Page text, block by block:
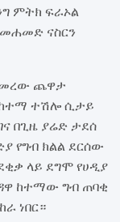
ምትክ ፍራኦል
ናስርን
ጨዋታ
ከተማ ተሽሎ ሲታይ
በጊዜ ያሬድ ታደሰ
የግብ ክልል ደርሰው
ላይ ደግሞ የሀዲያ
ከተማው ግብ ጠባቂ
ነበር።